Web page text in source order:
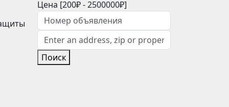
Цена [200₽-2500000₽]
Поиск